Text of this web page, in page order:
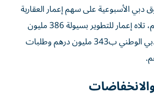
الأسبوعية على سهم إعمار العقارية
ب1.48 مليار درهم، تلاه إعمار للتطوير بسيولة 386 مليون
درهم، والإمارات دبي الوطني ب343 مليون درهم وطلبات